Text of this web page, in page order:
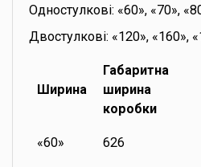
Одностулкові: «60», «70»,
Двостулкові: «120», «160»,
Ширина
Габаритна
ширина
коробки
«60» 626